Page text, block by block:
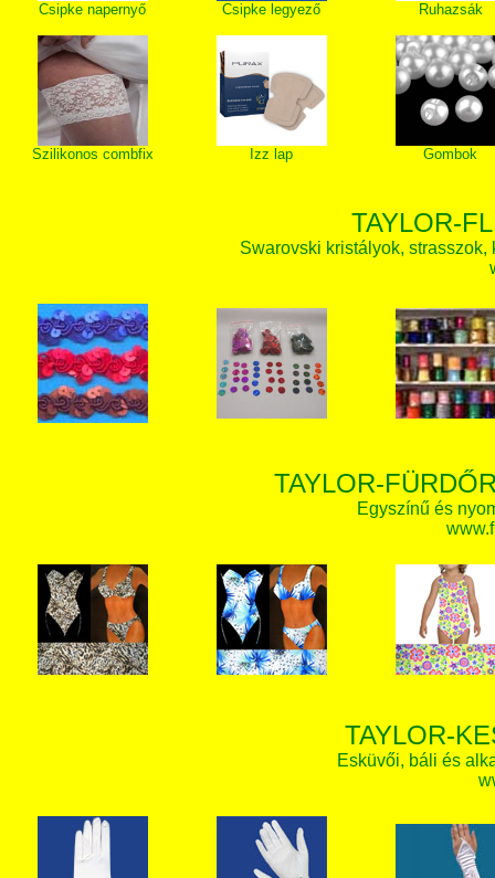
Csipke napernyő Csipke legyező Ruhazsák
Szilikonos combfix Izz lap Gombok
TAYLOR-
Swarovski kristályok,
TAYLOR-
Egyszínű és
TAYLOR-
Esküvői, báli és